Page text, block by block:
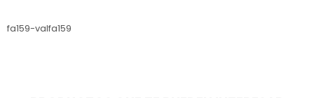
fa159-valfa159